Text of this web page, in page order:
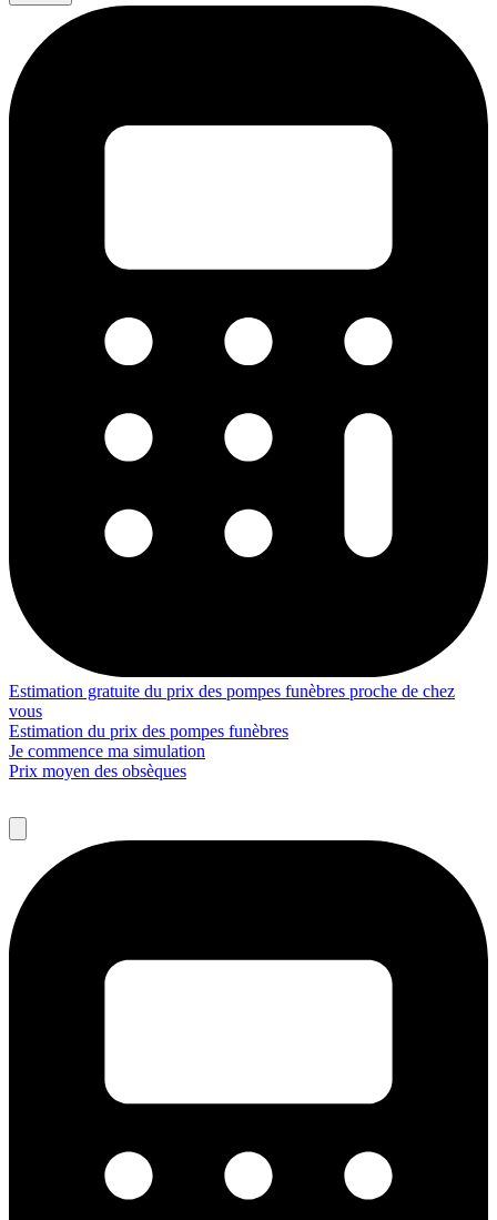
Estimation gratuite du prix des pompes funèbres proche de chez
vous
Estimation du prix des pompes funèbres
Je commence ma simulation
Prix moyen des obsèques